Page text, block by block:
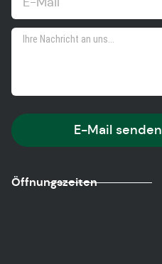
E-Mail senden
Öffnungszeiten